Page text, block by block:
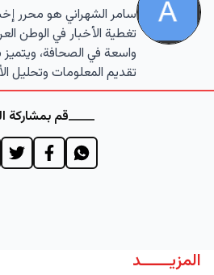
سامر الشهراني هو محرر
تغطية الأخبار في الوطن
واسعة في الصحافة،
تقديم المعلومات وتحليل
قم بمشاركة
المزيــــــد